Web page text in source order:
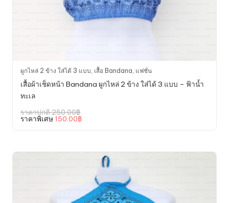
ผูกไหล่ 2 ข้าง ใส่ได้ 3 แบบ, เสื้อ Bandana, แฟชั่น
เสื้อผ้าเช็ดหน้า Bandana ผูกไหล่ 2 ข้าง ใส่ได้ 3 แบบ – ฟ้าน้ำ
ทะเล
ราคาปกติ250.00฿Original
price
was:
ราคาพิเศษ 150.00฿Current